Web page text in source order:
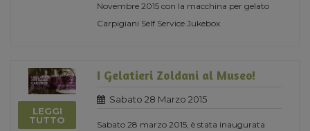
Novembre 2015 con la macchina per gelato
Carpigiani Self Service Jukebox
LEGGI
TUTTO
I Gelatieri Zoldani al Museo!
Sabato 28 Marzo 2015
Sabato 28 marzo 2015, è stata inaugurata